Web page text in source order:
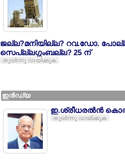
ജല്ല?മനിയില്ല? റവ.ഡോ.
സെപ്ല്ലഗ്ഗംബല്ല? 25 ന്
തുടര്‍ന്നു വായിക്കുക
ഇന്‍ഡ്യ
ഇ.ശ്രീധരല്‍ന്‍
തുടര്‍ന്നു വായിക്കുക